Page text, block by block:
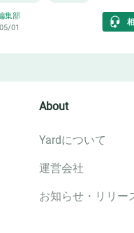
集部
01
About
Yardについて
運営会社
お知らせ・リリー